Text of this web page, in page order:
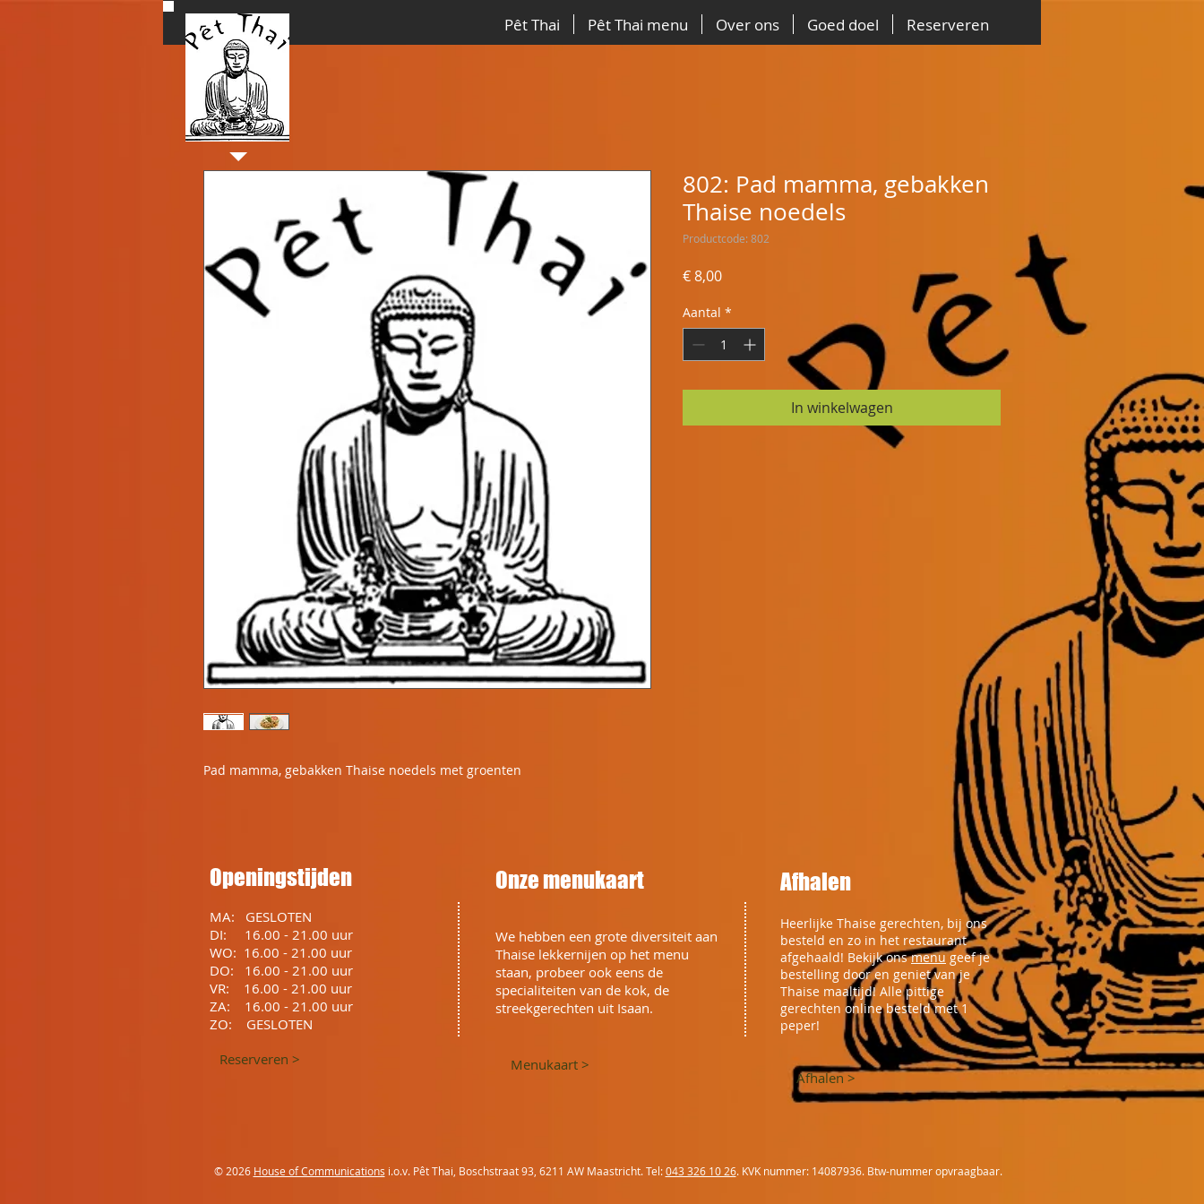
Pêt Thai Pêt Thai menu Over ons Goed doel Reserveren
Pad mamma, gebakken Thaise noedels met groenten
802: Pad mamma, gebakken
Thaise noedels
Productcode: 802
€ 8,00Prijs
Aantal *
In winkelwagen
Openingstijden
MA: GESLOTEN
DI: 16.00 - 21.00 uur
WO: 16.00 - 21.00 uur
DO: 16.00 - 21.00 uur
VR: 16.00 - 21.00 uur
ZA: 16.00 - 21.00 uur
ZO: GESLOTEN
Reserveren >
Onze menukaart
We hebben een grote diversiteit aan
Thaise lekkernijen op het menu
staan, probeer ook eens de
specialiteiten van de kok, de
streekgerechten uit Isaan.
Menukaart >
Afhalen
Heerlijke Thaise gerechten, bij ons
besteld en zo in het restaurant
afgehaald! Bekijk onsmenugeef je
bestelling door en geniet van je
Thaise maaltijd! Alle pittige
gerechten online besteld met 1
peper!
Afhalen >
© 2026 House of Communications i.o.v. Pêt Thai, Boschstraat 93, 6211 AW Maastricht. Tel:043 326 10 26. KVK nummer: 14087936. Btw-nummer opvraagbaar.